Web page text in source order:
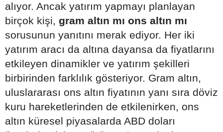
alıyor. Ancak yatırım yapmayı planlayan
birçok kişi, gram altın mı ons altın mı
sorusunun yanıtını merak ediyor. Her iki
yatırım aracı da altına dayansa da fiyatlarını
etkileyen dinamikler ve yatırım şekilleri
birbirinden farklılık gösteriyor. Gram altın,
uluslararası ons altın fiyatının yanı sıra döviz
kuru hareketlerinden de etkilenirken, ons
altın küresel piyasalarda ABD doları